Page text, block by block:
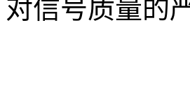
对信号质量的